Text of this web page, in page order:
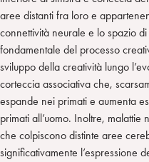
aree distanti fra loro e
connettività neurale e lo spazio
fondamentale del processo
sviluppo della creatività lungo
corteccia associativa che,
espande nei primati e aumenta
primati all’uomo. Inoltre, malattie
che colpiscono distinte aree
significativamente l’espressione